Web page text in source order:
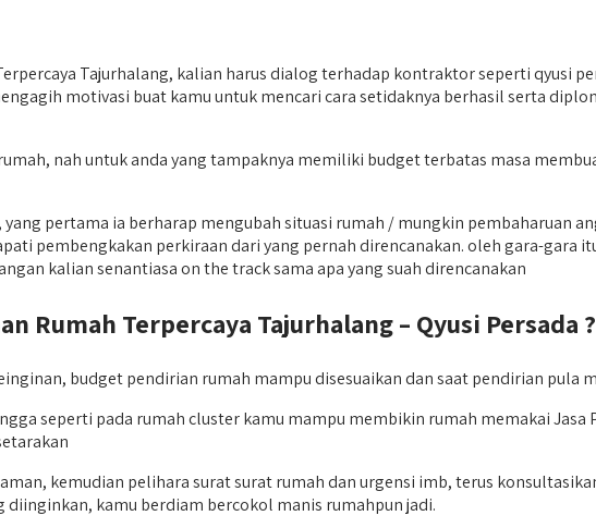
Tajurhalang, kalian harus dialog terhadap kontraktor seperti qyusi
motivasi buat kamu untuk mencari cara setidaknya berhasil serta
nah untuk anda yang tampaknya memiliki budget terbatas masa
pertama ia berharap mengubah situasi rumah / mungkin pembaharuan
pembengkakan perkiraan dari yang pernah direncanakan. oleh gara-gara
kalian senantiasa on the track sama apa yang suah direncanakan
Rumah Terpercaya Tajurhalang – Qyusi Persada ?
budget pendirian rumah mampu disesuaikan dan saat pendirian pula
seperti pada rumah cluster kamu mampu membikin rumah memakai Jasa
kemudian pelihara surat surat rumah dan urgensi imb, terus
diinginkan, kamu berdiam bercokol manis rumahpun jadi.